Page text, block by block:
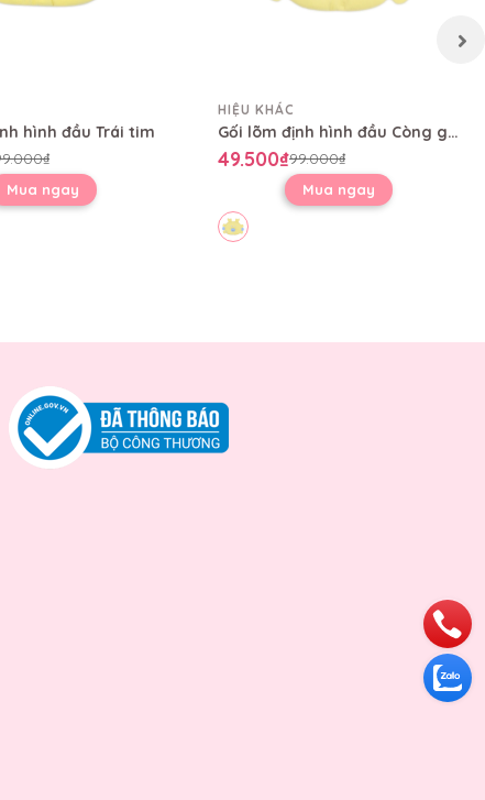
hình đầu Trái tim
Mua ngay
HIỆU KHÁC
Gối lõm định hình đầu Còng gió
49.500₫99.000₫
Mua ngay